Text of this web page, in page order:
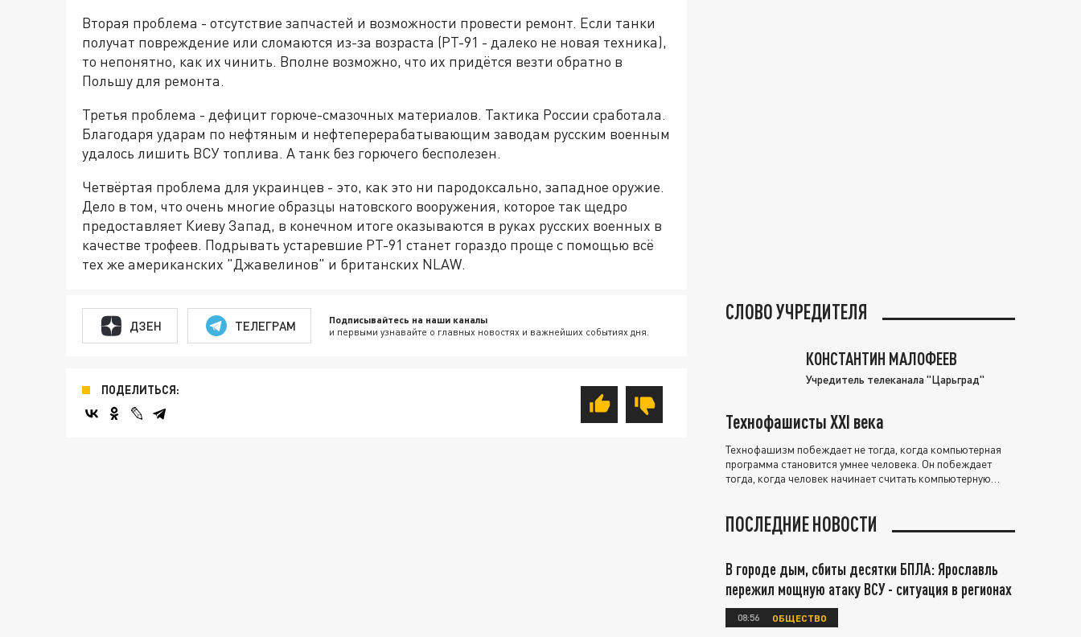
Вторая проблема - отсутствие запчастей и возможности провести ремонт. Если танки
получат повреждение или сломаются из-за возраста (PT-91 - далеко не новая техника),
то непонятно, как их чинить. Вполне возможно, что их придётся везти обратно в
Польшу для ремонта.
Третья проблема - дефицит горюче-смазочных материалов. Тактика России сработала.
Благодаря ударам по нефтяным и нефтеперерабатывающим заводам русским военным
удалось лишить ВСУ топлива. А танк без горючего бесполезен.
Четвёртая проблема для украинцев - это, как это ни пародоксально, западное оружие.
Дело в том, что очень многие образцы натовского вооружения, которое так щедро
предоставляет Киеву Запад, в конечном итоге оказываются в руках русских военных в
качестве трофеев. Подрывать устаревшие РТ-91 станет гораздо проще с помощью всё
тех же американских "Джавелинов" и британских NLAW.
ДЗЕН ТЕЛЕГРАМ Подписывайтесь на наши каналы
и первыми узнавайте о главных новостях и важнейших событиях дня.
ПОДЕЛИТЬСЯ:
СЛОВО УЧРЕДИТЕЛЯ
КОНСТАНТИН МАЛОФЕЕВ
Учредитель телеканала "Царьград"
Технофашисты XXI века
Технофашизм побеждает не тогда, когда компьютерная
программа становится умнее человека. Он побеждает
тогда, когда человек начинает считать компьютерную
ПОСЛЕДНИЕ НОВОСТИ
В городе дым, сбиты десятки БПЛА: Ярославль
пережил мощную атаку ВСУ - ситуация в регионах
08:56 ОБЩЕСТВО